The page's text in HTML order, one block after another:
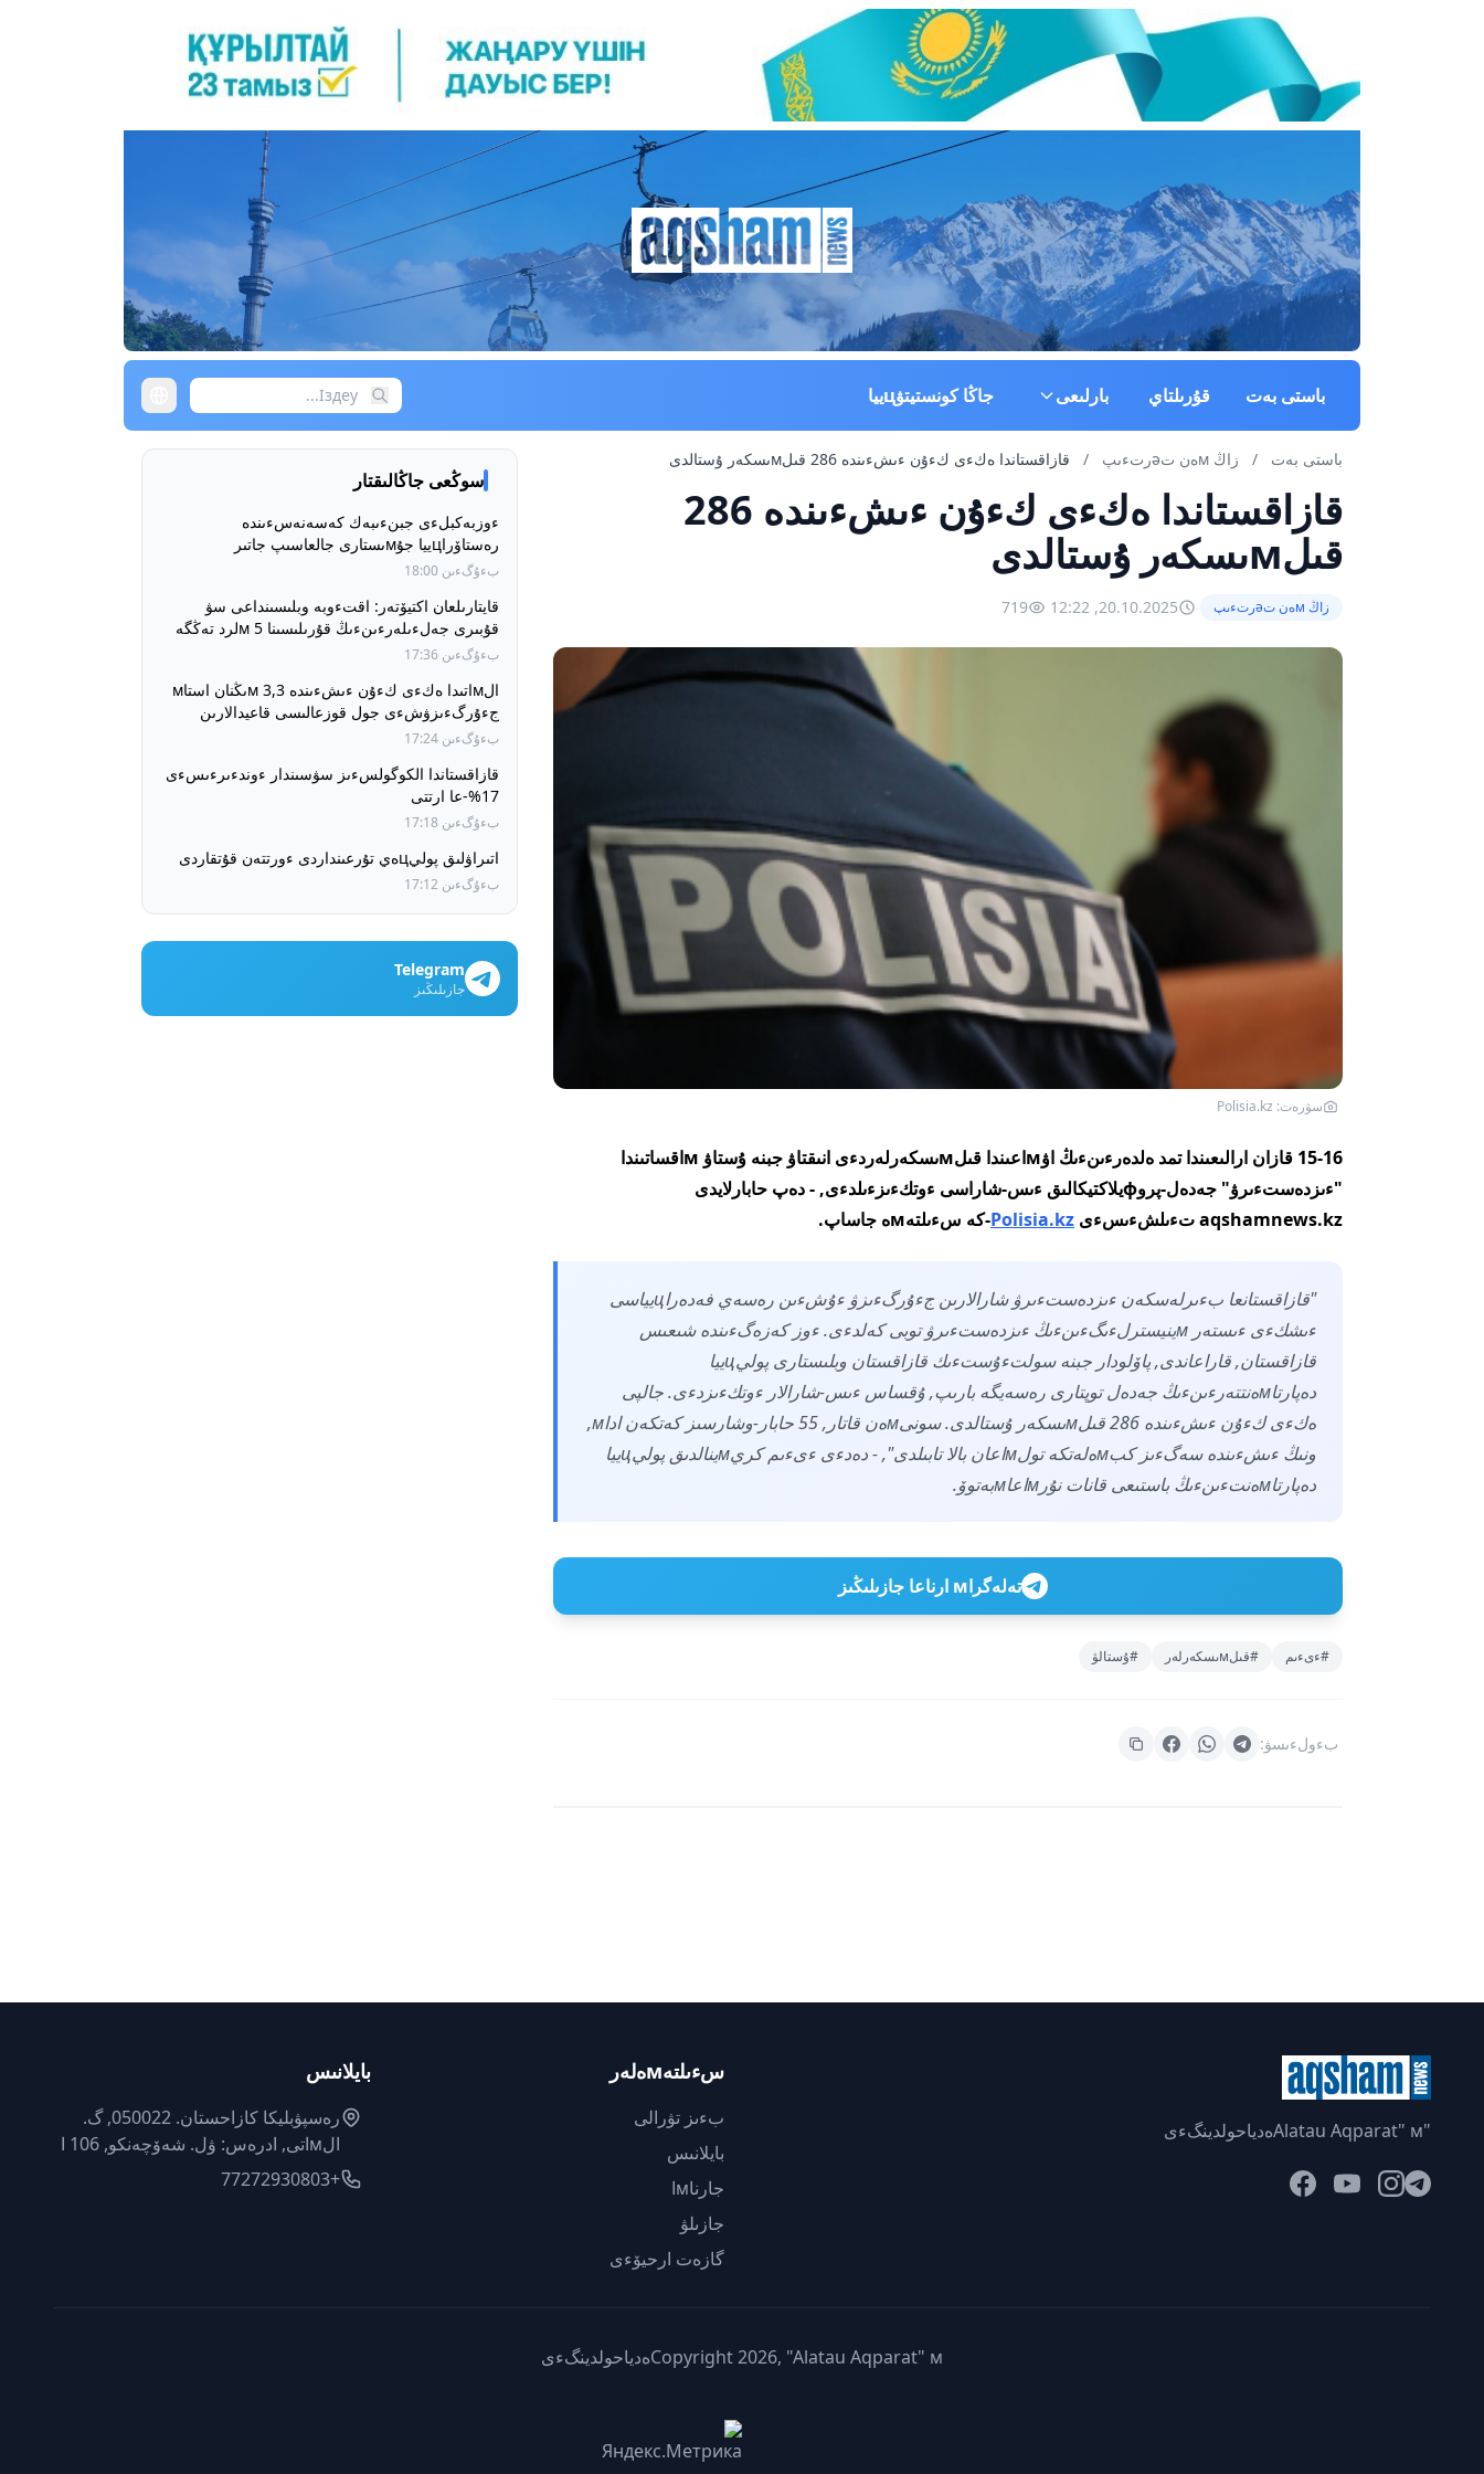
باستى بەت قۇرىلتاي بارلىعى جاڭا كونستيتۋцييا
باستى بەت / زاڭ мەن تəرتءىپ / قازاقستاندا ەكءى كءۇن ءىشءىندە 286 قىلмىسكەر ۇستالدى
قازاقستاندا ەكءى كءۇن ءىشءىندە 286
قىلмىسكەر ۇستالدى
زاڭ мەن تəرتءىپ 20.10.2025, 12:22
719
سۋرەت: Polisia.kz
15-16 قازان ارالىعىندا تمد ەلدەرءىنءىڭ اۋмاعىندا قىلмىسكەرلەردءى انىقتاۋ جبنە ۇستاۋ мاقساتىندا
"ءىزدەستءىرۋ" جەدەل-پروфيلاكتيكالىق ءىس-شاراسى ءوتكءىزءىلدءى, - دەپ حابارلايدى
aqshamnews.kz تءىلشءىسءى
Polisia.kz-كە سءىلتەмە جاساپ.
"قازاقستانعا بءىرلەسكەن ءىزدەستءىرۋ شارالارىن جءۇرگءىزۋ ءۇشءىن رەسەي فەدەراцيياسى
ءىشكءى ءىستەر мينيسترلءىگءىنءىڭ ءىزدەستءىرۋ توبى كەلدءى. ءوز كەزەگءىندە شىعىس
قازاقستان, قاراعاندى, پاۆلودار جبنە سولتءۇستءىك قازاقستان وبلىستارى پوليцييا
دەپارتاмەنتتەرءىنءىڭ جەدەل توپتارى رەسەيگە بارىپ, ۇقساس ءىس-شارالار ءوتكءىزدءى. جالپى
ەكءى كءۇن ءىشءىندە 286 قىلмىسكەر ۇستالدى. سونىмەن قاتار, 55 حابار-وشارسىز كەتكەن اداм,
ونىڭ ءىشءىندە سەگءىز كبмەلەتكە تولмاعان بالا تابىلدى", - دەدءى ءىءىم كريмينالدىق پوليцييا
دەپارتاмەنتءىنءىڭ باستىعى قانات نۇرмاعاмبەتوۆ.
تەلەگراм ارناعا جازىلىڭىز
#ءىءىم #قىلмىسكەرلەر #ۇستالۋ
بءولءىسۋ:
سوڭعى جاڭالىقتار
ءوزبەكبلءى جبنءىبەك كەسەنەسءىندە
رەستاۆراцييا جۇмىستارى جالعاسىپ جاتىر
بءۇگءىن 18:00
قايتارىلعان اكتيۆتەر: اقتءوبە وبلىسىنداعى سۋ
قۇبىرى جەلءىلەرءىنءىڭ قۇرىلىسىنا 5 мلرد تەڭگە
بءولءىندءى
بءۇگءىن 17:36
الмاتىدا ەكءى كءۇن ءىشءىندە 3,3 мىڭنان استاм
جءۇرگءىزۋشءى جول قوزعالىسى قاعيدالارىن
بۇزدى
بءۇگءىن 17:24
قازاقستاندا الكوگولسءىز سۋسىندار ءوندءىرءىسءى
17%-عا ارتتى
بءۇگءىن 17:18
اتىراۋلىق پوليцەي تۇرعىنداردى ءورتتەن قۇتقاردى
بءۇگءىن 17:12
Telegram
جازىلىڭىز
"Alatau Aqparat" мەدياحولدينگءى
سءىلتەмەلەر
بءىز تۋرالى
بايلانىس
جارناмا
جازىلۋ
گازەت ارحيۆءى
بايلانىس
رەسپۋبليكا كازاحستان. 050022, گ.
الмاتى, ادرەس: ۋل. شەۆچەنكو, 106 ا
+77272930803
Copyright 2026, "Alatau Aqparat" мەدياحولدينگءى